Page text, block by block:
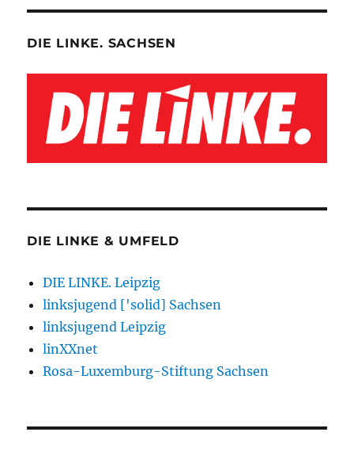
DIE LINKE. SACHSEN
DIE LINKE & UMFELD
DIE LINKE. Leipzig
linksjugend ['solid] Sachsen
linksjugend Leipzig
linXXnet
Rosa-Luxemburg-Stiftung Sachsen